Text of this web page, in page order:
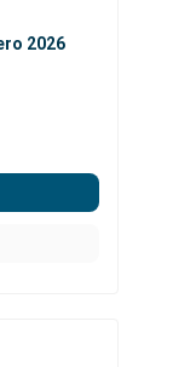
2026